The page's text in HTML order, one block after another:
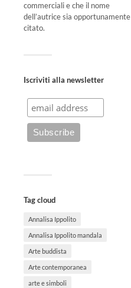
commerciali e che il nome
dell’autrice sia opportunamente
citato.
Iscriviti alla newsletter
Tag cloud
Annalisa Ippolito
Annalisa Ippolito mandala
Arte buddista
Arte contemporanea
arte e simboli